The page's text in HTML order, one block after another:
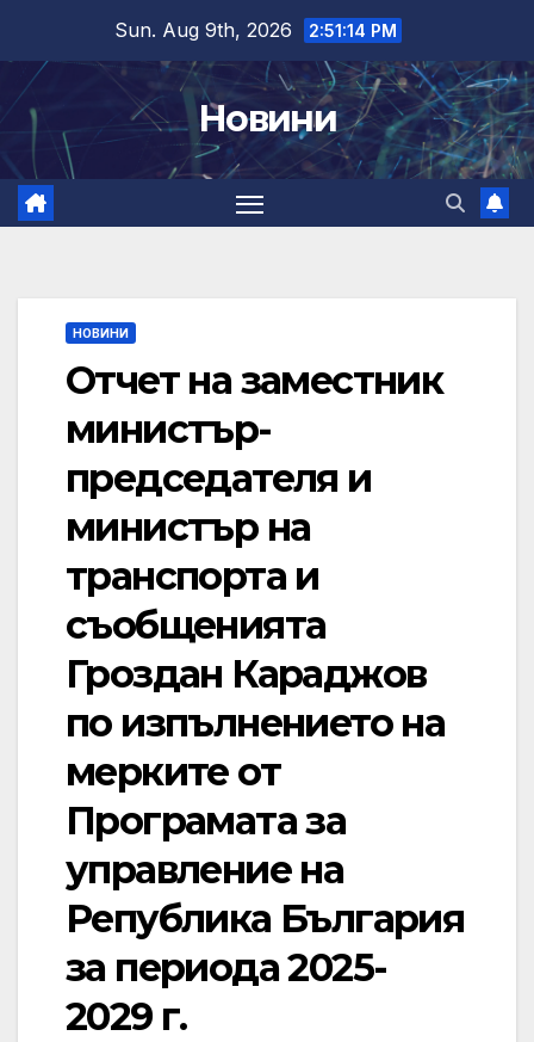
content
Sun. Aug 9th, 2026 2:51:14 PM
Новини
НОВИНИ
Отчет на заместник
министър-
председателя и
министър на
транспорта и
съобщенията
Гроздан Караджов
по изпълнението на
мерките от
Програмата за
управление на
Република България
за периода 2025-
2029 г.